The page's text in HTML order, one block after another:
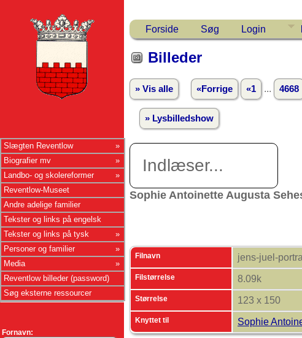
Slægten Reventlow
Biografier mv
Landbo- og skolereformer
Reventlow-Museet
Andre adelige familier
Tekster og links på engelsk
Tekster og links på tysk
Personer og familier
Media
Reventlow billeder (password)
Søg eksterne ressourcer
Fornavn:
Forside Søg Login
Billeder
» Vis alle «Forrige «1 ... 4668
» Lysbilledshow
Indlæser...
Sophie Antoinette Augusta
Filnavn jens-juel-
Filstørrelse 8.09k
Størrelse 123 x 150
Knyttet til Sophie